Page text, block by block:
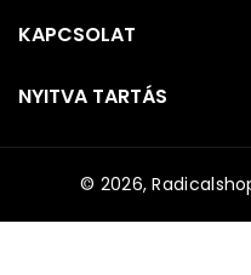
KAPCSOLAT
NYITVA TARTÁS
© 2026,